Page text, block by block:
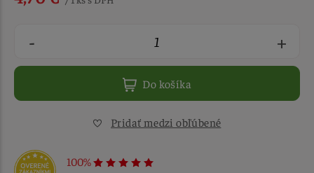
- +
Do košíka
Pridať medzi obľúbené
100%